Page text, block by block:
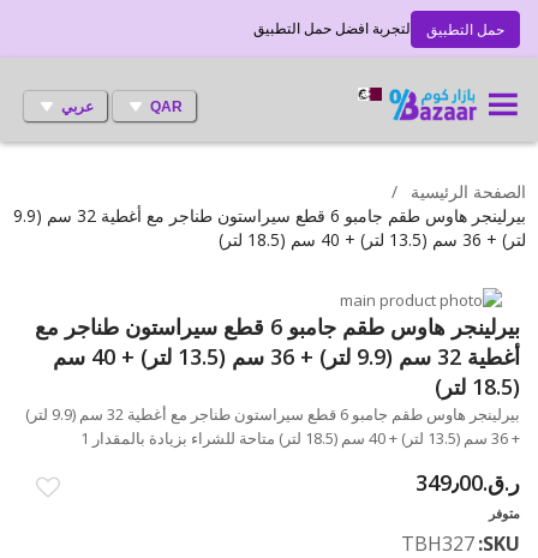
حمل التطبيق لتجربة افضل حمل التطبيق
QAR عربي
الصفحة الرئيسية
بيرلينجر هاوس طقم جامبو 6 قطع سيراستون طناجر مع أغطية 32 سم (9.9
لتر) + 36 سم (13.5 لتر) + 40 سم (18.5 لتر)
انتقل
إلى
النهاية
معرض
الصور
تخطي
إلى
بداية
معرض
الصور
بيرلينجر هاوس طقم جامبو 6 قطع سيراستون طناجر مع
أغطية 32 سم (9.9 لتر) + 36 سم (13.5 لتر) + 40 سم
(18.5 لتر)
بيرلينجر هاوس طقم جامبو 6 قطع سيراستون طناجر مع أغطية 32 سم (9.9 لتر)
+ 36 سم (13.5 لتر) + 40 سم (18.5 لتر) متاحة للشراء بزيادة بالمقدار 1
ر.ق.‏349٫00
متوفر
SKU
TBH327